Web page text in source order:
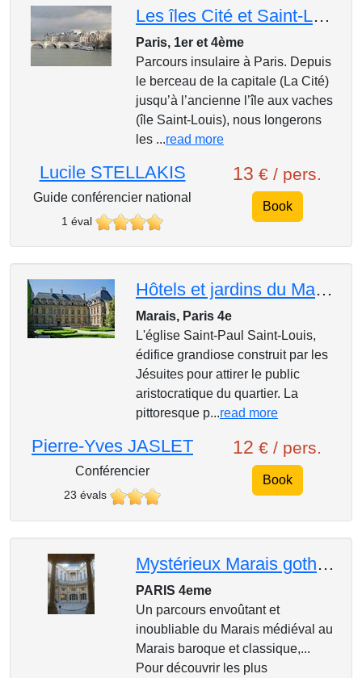
Les îles Cité et Saint-Louis
Paris, 1er et 4ème
Parcours insulaire à Paris. Depuis
le berceau de la capitale (La Cité)
jusqu’à l’ancienne l’île aux vaches
(île Saint-Louis), nous longerons
les ...read more
Lucile STELLAKIS
Guide conférencier national
1 éval
13 € / pers.
Book
Hôtels et jardins du Marais
Marais, Paris 4e
L'église Saint-Paul Saint-Louis,
édifice grandiose construit par les
Jésuites pour attirer le public
aristocratique du quartier. La
pittoresque p...read more
Pierre-Yves JASLET
Conférencier
23 évals
12 € / pers.
Book
Mystérieux Marais gothique et baroque
PARIS 4eme
Un parcours envoûtant et
inoubliable du Marais médiéval au
Marais baroque et classique,...
Pour découvrir les plus